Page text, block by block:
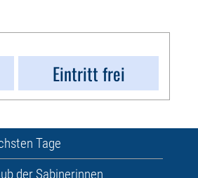
Eintritt frei
Tage
der Sabinerinnen